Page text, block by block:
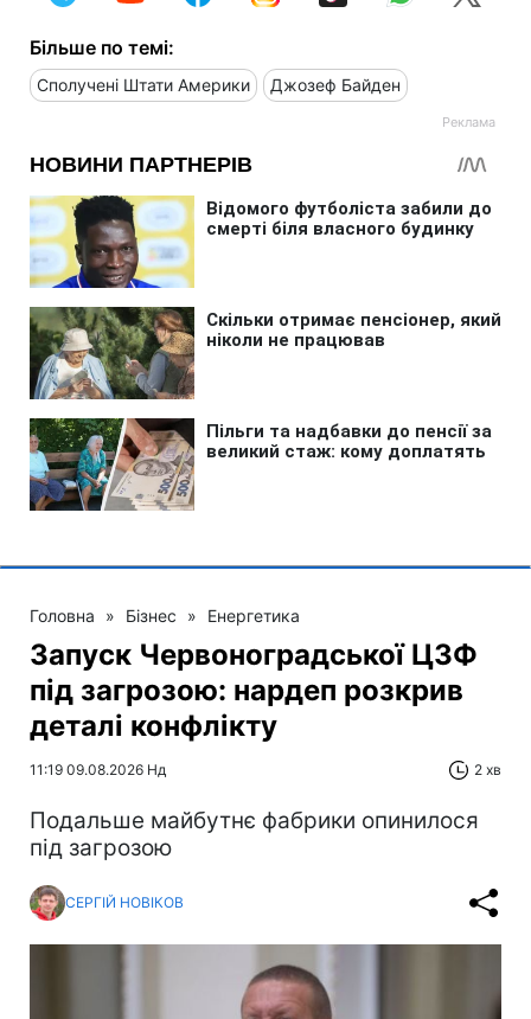
Більше по темі:
Сполучені Штати Америки Джозеф Байден
Головна » Бізнес » Енергетика
Запуск Червоноградської ЦЗФ
під загрозою: нардеп розкрив
деталі конфлікту
11:19 09.08.2026 Нд 2 хв
Подальше майбутнє фабрики опинилося
під загрозою
СЕРГІЙ НОВІКОВ